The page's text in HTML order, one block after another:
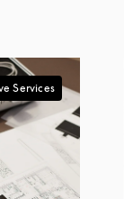
Services